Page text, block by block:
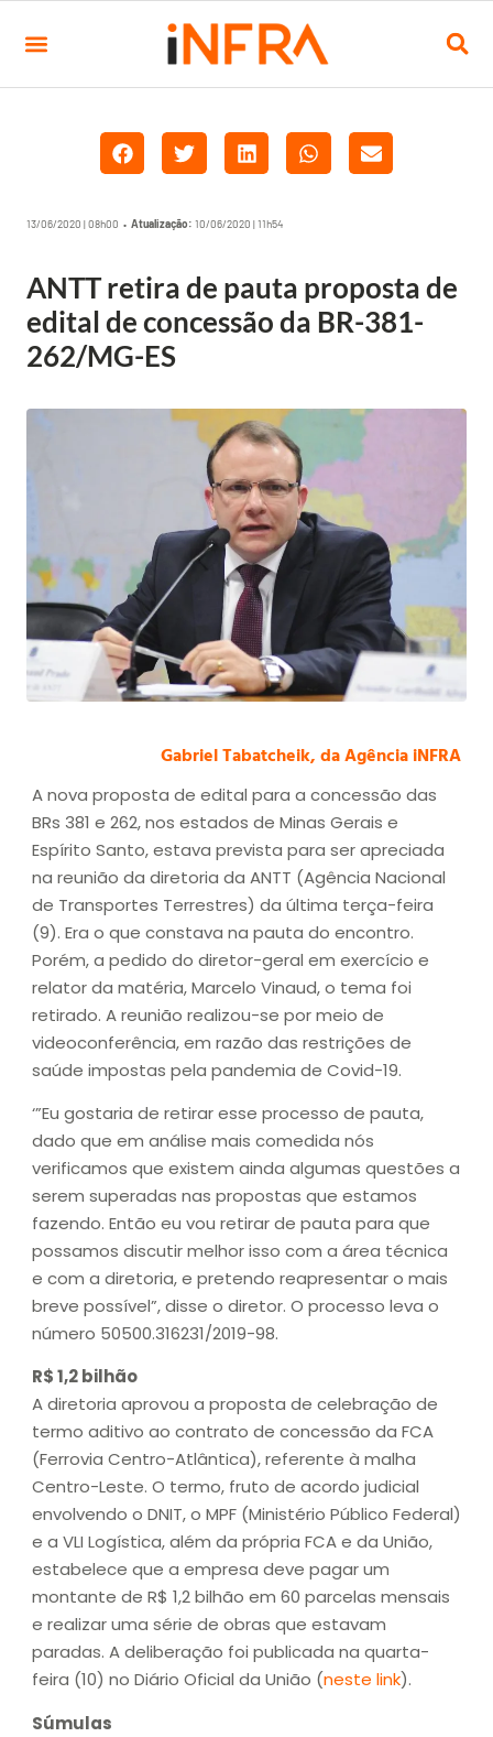
13/06/2020 | 08h00 • Atualização: 10/06/2020 | 11h54
ANTT retira de pauta proposta de
edital de concessão da BR-381-
262/MG-ES
Gabriel Tabatcheik, da Agência iNFRA
A nova proposta de edital para a concessão das
BRs 381 e 262, nos estados de Minas Gerais e
Espírito Santo, estava prevista para ser apreciada
na reunião da diretoria da ANTT (Agência Nacional
de Transportes Terrestres) da última terça-feira
(9). Era o que constava na pauta do encontro.
Porém, a pedido do diretor-geral em exercício e
relator da matéria, Marcelo Vinaud, o tema foi
retirado. A reunião realizou-se por meio de
videoconferência, em razão das restrições de
saúde impostas pela pandemia de Covid-19.
‘”Eu gostaria de retirar esse processo de pauta,
dado que em análise mais comedida nós
verificamos que existem ainda algumas questões a
serem superadas nas propostas que estamos
fazendo. Então eu vou retirar de pauta para que
possamos discutir melhor isso com a área técnica
e com a diretoria, e pretendo reapresentar o mais
breve possível”, disse o diretor. O processo leva o
número 50500.316231/2019-98.
R$ 1,2 bilhão
A diretoria aprovou a proposta de celebração de
termo aditivo ao contrato de concessão da FCA
(Ferrovia Centro-Atlântica), referente à malha
Centro-Leste. O termo, fruto de acordo judicial
envolvendo o DNIT, o MPF (Ministério Público Federal)
e a VLI Logística, além da própria FCA e da União,
estabelece que a empresa deve pagar um
montante de R$ 1,2 bilhão em 60 parcelas mensais
e realizar uma série de obras que estavam
paradas. A deliberação foi publicada na quarta-
feira (10) no Diário Oficial da União (neste link).
Súmulas